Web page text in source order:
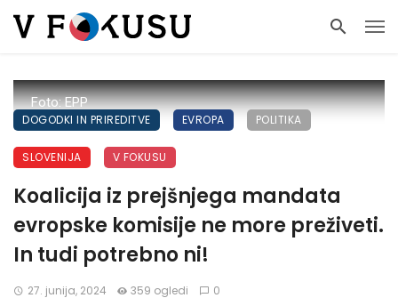
Foto: EPP
DOGODKI IN PRIREDITVE EVROPA POLITIKA
SLOVENIJA V FOKUSU
Koalicija iz prejšnjega mandata
evropske komisije ne more preživeti.
In tudi potrebno ni!
27. junija, 2024 359 ogledi 0